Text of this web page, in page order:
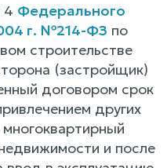
4 Федерального
г. №214-ФЗ по
строительстве
(застройщик)
договором срок
других
и после